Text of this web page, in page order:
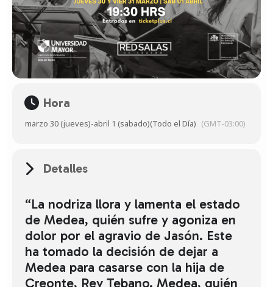
Hora
marzo 30 (jueves)-abril 1 (sabado)(Todo el Día) (GMT-03:00)
Detalles
“La nodriza llora y lamenta el estado
de Medea, quién sufre y agoniza en
dolor por el agravio de Jasón. Este
ha tomado la decisión de dejar a
Medea para casarse con la hija de
Creonte, Rey Tebano. Medea, quién